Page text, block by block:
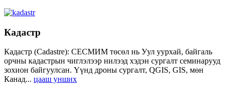
Кадастр
Кадастр (Cadastre): СЕСМИМ төсөл нь Уул уурхай, байгаль
орчны кадастрын чиглэлээр нилээд хэдэн сургалт семинарууд
зохион байгуулсан. Үүнд дроны сургалт, QGIS, GIS, мөн
Канад... цааш унших